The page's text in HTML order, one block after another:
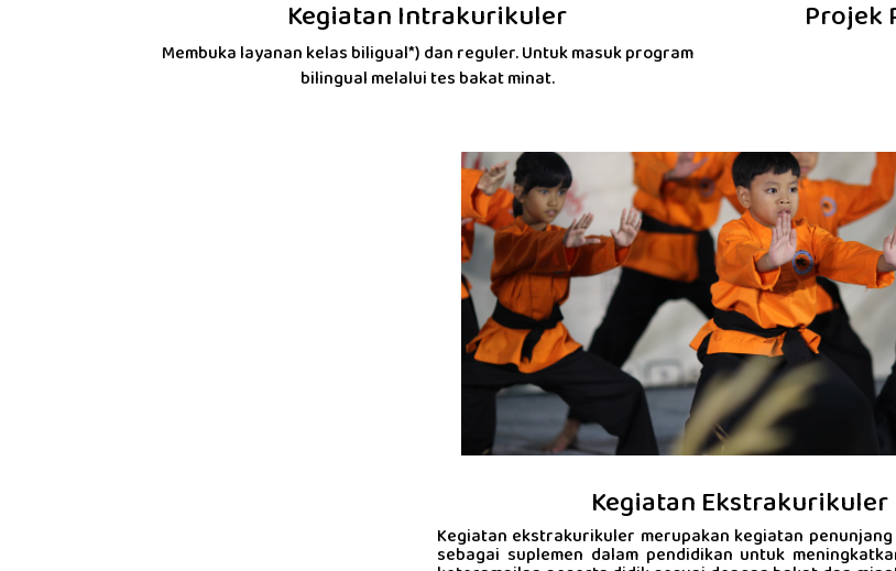
Kegiatan Intrakurikuler
Membuka layanan kelas biligual*) dan reguler. Untuk masuk program
bilingual melalui tes bakat minat.
Projek
Kegiatan Ekstrakurikuler
Kegiatan ekstrakurikuler merupakan kegiatan penunjang
sebagai suplemen dalam pendidikan untuk